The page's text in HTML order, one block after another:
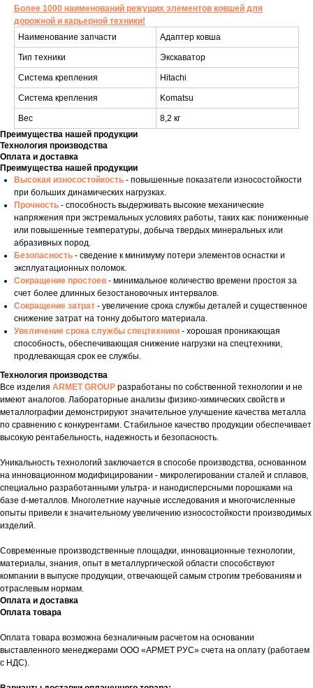
Более 1000 наименований режущих элементов ковшей для
дорожной и карьерной техники!
Наименование запчасти
Адаптер ковша
Тип техники Экскаватор
Система крепления Hitachi
Система крепления Komatsu
Вес
8,2 кг
Преимущества нашей продукции
Технология производства
Оплата и доставка
Преимущества нашей продукции
Высокая износостойкость - повышенные показатели износостойкости
при больших динамических нагрузках.
Прочность - способность выдерживать высокие механические
напряжения при экстремальных условиях работы, таких как: пониженные
или повышенные температуры, добыча твердых минеральных или
абразивных пород.
Безопасность - сведение к минимуму потери элементов оснастки и
эксплуатационных поломок.
Сокращение простоев - минимальное количество времени простоя за
счет более длинных безостановочных интервалов.
Сокращение затрат - увеличение срока службы деталей и существенное
снижение затрат на тонну добытого материала.
Увеличение срока службы спецтехники - хорошая проникающая
способность, обеспечивающая снижение нагрузки на спецтехники,
продлевающая срок ее службы.
Технология производства
Все изделия ARMET GROUP разработаны по собственной технологии и не
имеют аналогов. Лабораторные анализы физико-химических свойств и
металлографии демонстрируют значительное улучшение качества металла
по сравнению с конкурентами. Стабильное качество продукции обеспечивает
высокую рентабельность, надежность и безопасность.
Уникальность технологий заключается в способе производства, основанном
на инновационном модифицировании - микролегировании сталей и сплавов,
специально разработанными ультра- и нанодисперсными порошками на
базе d-металлов. Многолетние научные исследования и многочисленные
опыты привели к значительному увеличению износостойкости производимых
изделий.
Современные производственные площадки, инновационные технологии,
материалы, знания, опыт в металлургической области способствуют
компании в выпуске продукции, отвечающей самым строгим требованиям и
отраслевым нормам.
Оплата и доставка
Оплата товара
Оплата товара возможна безналичным расчетом на основании
выставленного менеджерами ООО «АРМЕТ РУС» счета на оплату (работаем
с НДС).